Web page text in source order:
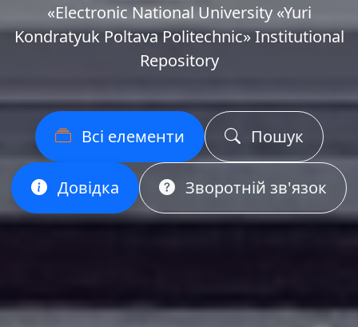
«Еlectronic National University «Yuri
Kondratyuk Poltava Politechnic» Institutional
Repository
Всі елементи Пошук
Довідка Зворотній зв'язок